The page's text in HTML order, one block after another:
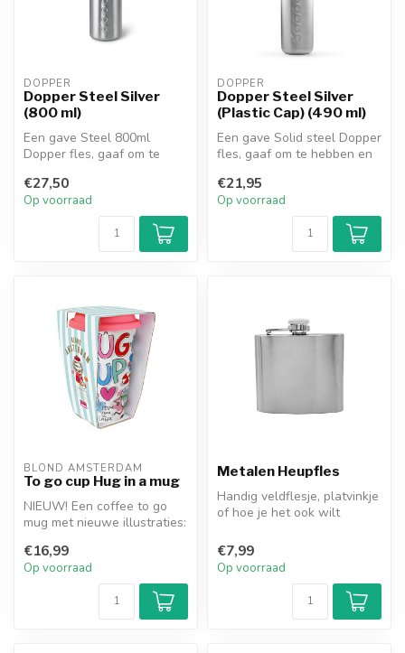
DOPPER
Dopper Steel Silver
(800 ml)
Een gave Steel 800ml
Dopper fles, gaaf om te
milieu. Met...
€27,50
Op voorraad
DOPPER
Dopper Steel Silver
(Plastic Cap) (490 ml)
Een gave Solid steel Dopper
fles, gaaf om te hebben en
€21,95
Op voorraad
BLOND AMSTERDAM
To go cup Hug in a mug
NIEUW! Een coffee to go
mug met nieuwe illustraties:
€16,99
Op voorraad
Metalen Heupfles
Handig veldflesje, platvinkje
of hoe je het ook wilt
neem...
€7,99
Op voorraad